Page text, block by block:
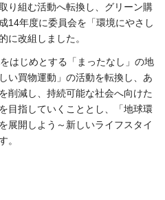
り組む活動へ転換し、グリーン購
14年度に委員会を「環境にやさし
に改組しました。
はじめとする「まったなし」の地
い買物運動」の活動を転換し、あ
削減し、持続可能な社会へ向けた
目指していくこととし、「地球環
展開しよう～新しいライフスタイ
。